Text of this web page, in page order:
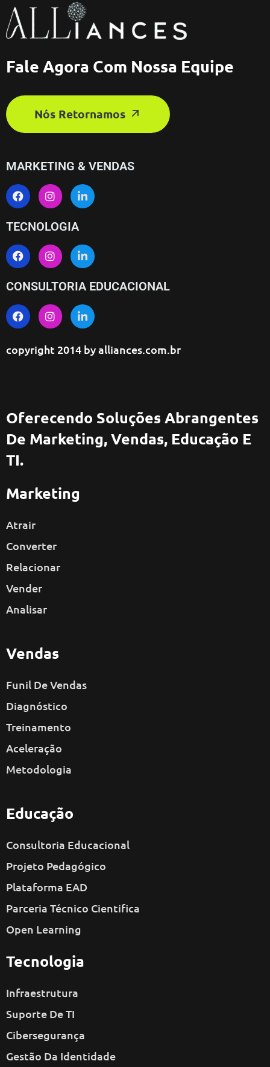
Fale Agora Com Nossa Equipe
Nós Retornamos
MARKETING & VENDAS
TECNOLOGIA
CONSULTORIA EDUCACIONAL
copyright 2014 byalliances.com.br
Oferecendo Soluções Abrangentes
De Marketing, Vendas, Educação E
TI.
Marketing
Atrair
Converter
Relacionar
Vender
Analisar
Vendas
Funil De Vendas
Diagnóstico
Treinamento
Aceleração
Metodologia
Educação
Consultoria Educacional
Projeto Pedagógico
Plataforma EAD
Parceria Técnico Cientifica
Open Learning
Tecnologia
Infraestrutura
Suporte De TI
Cibersegurança
Gestão Da Identidade